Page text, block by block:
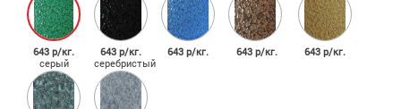
643 р/кг. 643 р/кг. 643 р/кг. 643 р/кг.
643 р/кг.
серый
серебристый